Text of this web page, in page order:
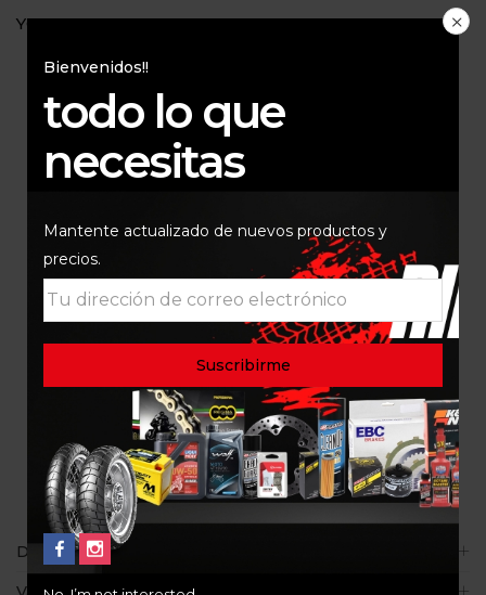
YOU MAY ALSO LIKE…
FILTRO DE ACEITE K&N
KN-164
Descripción
Bienvenidos!!
todo lo que
necesitas
Mantente actualizado de nuevos productos y
precios.